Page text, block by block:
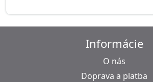
Informácie
O nás
Doprava a platba